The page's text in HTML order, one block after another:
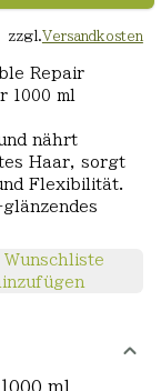
zzgl. Versandkosten
Repair
1000 ml
nährt
Haar, sorgt
Flexibilität.
Wunschliste
ml